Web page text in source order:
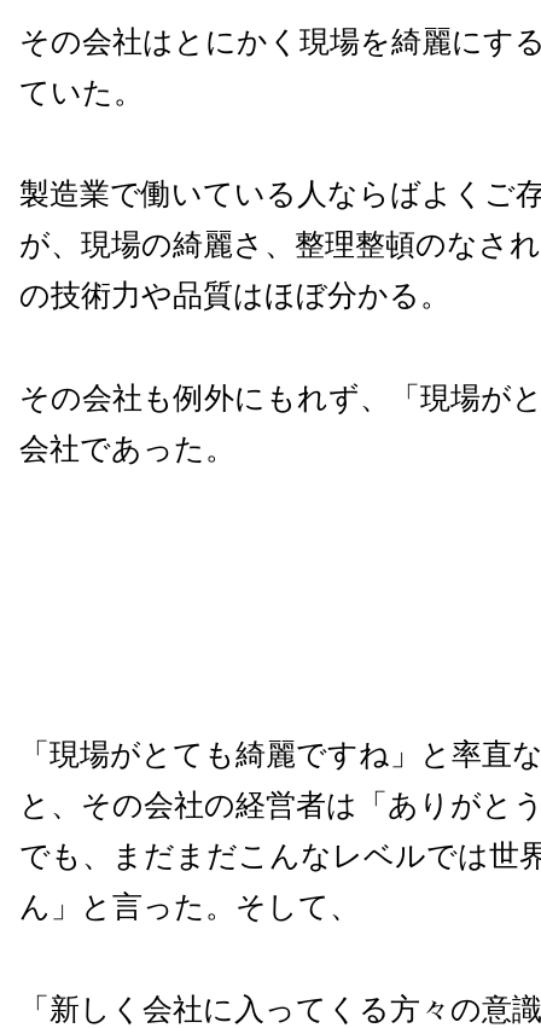
その会社はとにかく現場を綺麗にす
ていた。
製造業で働いている人ならばよくご
が、現場の綺麗さ、整理整頓のなさ
の技術力や品質はほぼ分かる。
その会社も例外にもれず、「現場が
会社であった。
「現場がとても綺麗ですね」と率直
と、その会社の経営者は「ありがと
でも、まだまだこんなレベルでは世
ん」と言った。そして、
「新しく会社に入ってくる方々の意